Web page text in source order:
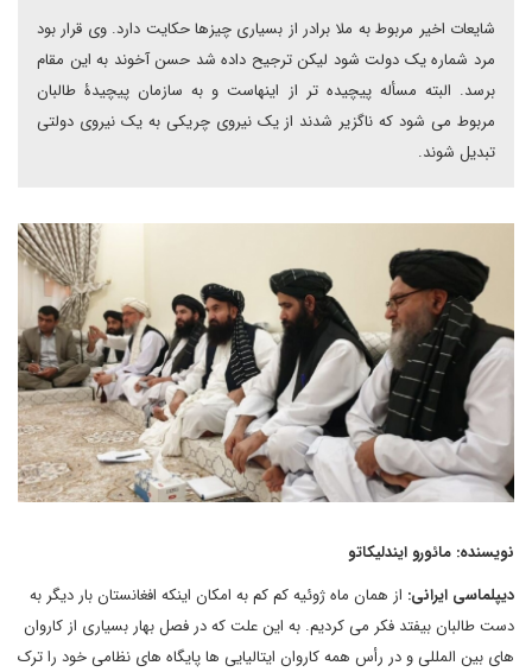
شایعات اخیر مربوط به ملا برادر از بسیاری چیزها حکایت دارد. وی قرار بود
مرد شماره یک دولت شود لیکن ترجیح داده شد حسن آخوند به این مقام
برسد. البته مسأله پیچیده تر از اینهاست و به سازمان پیچیدۀ طالبان
مربوط می شود که ناگزیر شدند از یک نیروی چریکی به یک نیروی دولتی
تبدیل شوند.
نویسنده: مائورو ایندلیکاتو
دیپلماسی ایرانی: از همان ماه ژوئیه کم کم به امکان اینکه افغانستان بار دیگر به
دست طالبان بیفتد فکر می کردیم. به این علت که در فصل بهار بسیاری از کاروان
های بین المللی و در رأس همه کاروان ایتالیایی ها پایگاه های نظامی خود را ترک